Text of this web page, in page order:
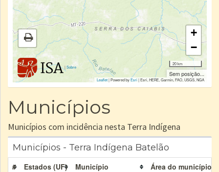
|Sobre
+
−
20 km
Sem posição...
Leaflet| Powered byEsri|Esri, HERE, Garmin, FAO, USGS, NGA
Municípios
Municípios com incidência nesta Terra Indígena
Municípios - Terra Indígena Batelão
# Estados (UF) Município
Área do município